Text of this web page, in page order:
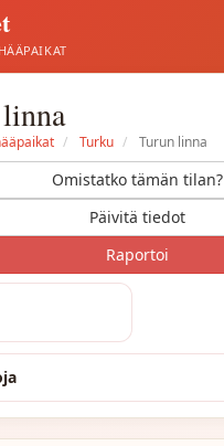
Omistatko tämän tilan?
Päivitä tiedot
Raportoi
Turku Turun linna